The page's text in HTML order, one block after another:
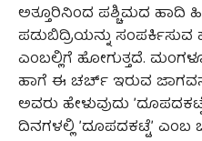
ಅತ್ತೂರಿನಿಂದ ಪಶ್ಚಿಮದ ಹಾದಿ
ಪಡುಬಿದ್ರಿಯನ್ನು
ಎಂಬಲ್ಲಿಗೆ ಹೋಗುತ್ತದೆ.
ಹಾಗೆ ಈ ಚರ್ಚ್‌ ಇರುವ ಜಾಗವನ್ನು
ಅವರು ಹೇಳುವುದು
ದಿನಗಳಲ್ಲಿ ʼದೂಪದಕಟ್ಟೆʼ